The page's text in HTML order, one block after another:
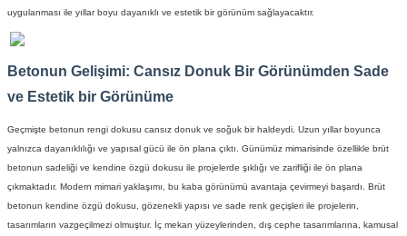
uygulanması ile yıllar boyu dayanıklı ve estetik bir görünüm sağlayacaktır.
Betonun Gelişimi: Cansız Donuk Bir Görünümden Sade
ve Estetik bir Görünüme
Geçmişte betonun rengi dokusu cansız donuk ve soğuk bir haldeydi. Uzun yıllar boyunca
yalnızca dayanıklılığı ve yapısal gücü ile ön plana çıktı. Günümüz mimarisinde özellikle brüt
betonun sadeliği ve kendine özgü dokusu ile projelerde şıklığı ve zarifliği ile ön plana
çıkmaktadır. Modern mimari yaklaşımı, bu kaba görünümü avantaja çevirmeyi başardı. Brüt
betonun kendine özgü dokusu, gözenekli yapısı ve sade renk geçişleri ile projelerin,
tasarımların vazgeçilmezi olmuştur. İç mekan yüzeylerinden, dış cephe tasarımlarına, kamusal